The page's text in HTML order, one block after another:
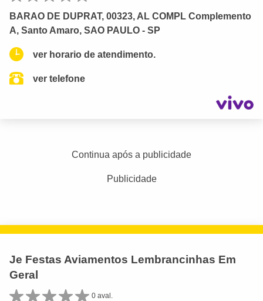
BARAO DE DUPRAT, 00323, AL COMPL Complemento
A, Santo Amaro, SAO PAULO - SP
ver horario de atendimento.
ver telefone
Continua após a publicidade
Publicidade
Je Festas Aviamentos Lembrancinhas Em
Geral
0 aval.